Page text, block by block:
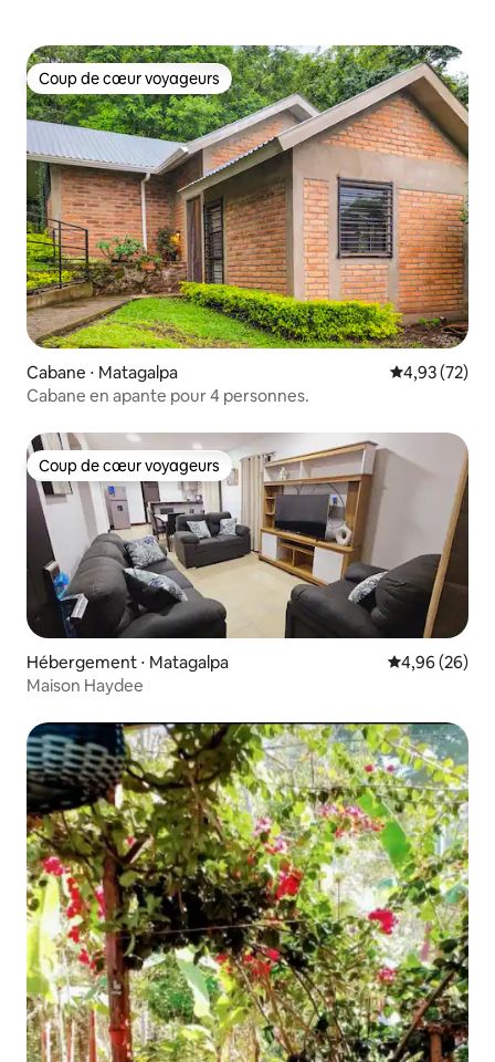
Coup de cœur voyageurs
Coup de cœur voyageurs
Cabane ⋅ Matagalpa Évaluation
4,93 (72)
Cabane en apante pour 4 personnes.
Coup de cœur voyageurs
Coup de cœur voyageurs
Hébergement ⋅ Matagalpa Évaluation
4,96 (26)
Maison Haydee